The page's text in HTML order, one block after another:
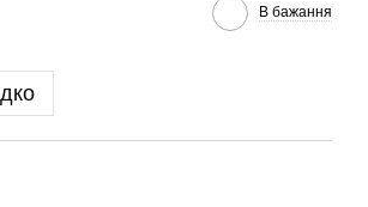
В бажання